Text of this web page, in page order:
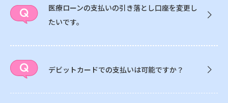
医療ローンの支払いの引き落とし口座を変更し
たいです。
デビットカードでの支払いは可能ですか？